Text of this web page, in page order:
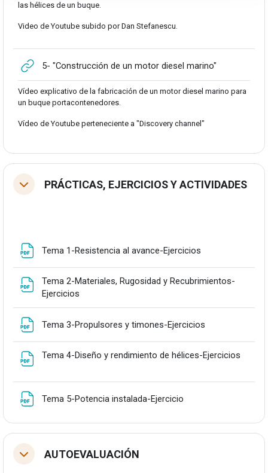
las hélices de un buque.
Video de Youtube subido por Dan Stefanescu.
5- "Construcción de un motor diesel marino"
Vídeo explicativo de la fabricación de un motor diesel marino para
un buque portacontenedores.
Vídeo de Youtube perteneciente a "Discovery channel"
TolestuPRÁCTICAS, EJERCICIOS Y ACTIVIDADES
Tema 1-Resistencia al avance-Ejercicios
Tema 2-Materiales, Rugosidad y Recubrimientos-
Ejercicios
Tema 3-Propulsores y timones-Ejercicios
Tema 4-Diseño y rendimiento de hélices-Ejercicios
Tema 5-Potencia instalada-Ejercicio
TolestuAUTOEVALUACIÓN